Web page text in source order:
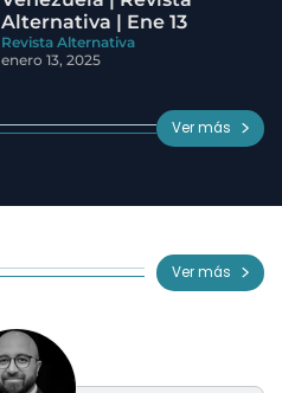
Alternativa | Ene 13
Revista Alternativa
enero 13, 2025
Ver más
Ver más